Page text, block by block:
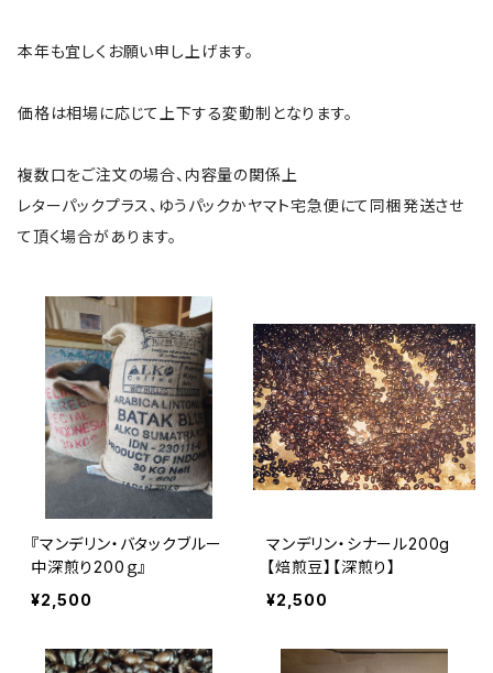
本年も宜しくお願い申し上げます。
価格は相場に応じて上下する変動制となります。
複数口をご注文の場合、内容量の関係上
レターパックプラス、ゆうパックかヤマト宅急便にて同梱発送させ
て頂く場合があります。
『マンデリン・バタックブルー
中深煎り200ｇ』
¥2,500
マンデリン・シナール200g
【焙煎豆】【深煎り】
¥2,500